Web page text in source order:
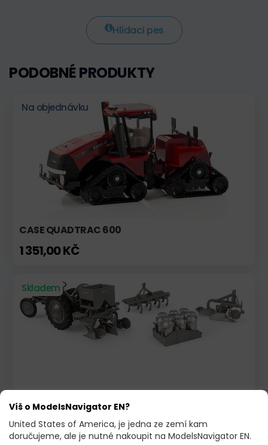
Hlídací pes
PODOBNÉ PRODUKTY
Na objednávku
CASE QUADTRAC 600
1 351,00 KČ
Skladem
FERGUSON - SADA NÁŘADÍ
1 938,00 KČ
Víš o ModelsNavigator EN?
United States of America, je jedna ze zemí kam
doručujeme, ale je nutné nakoupit na ModelsNavigator EN.